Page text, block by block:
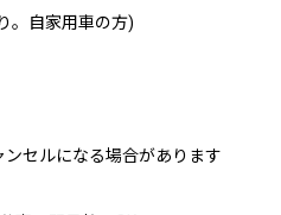
。自家用車の方)
ンセルになる場合があります